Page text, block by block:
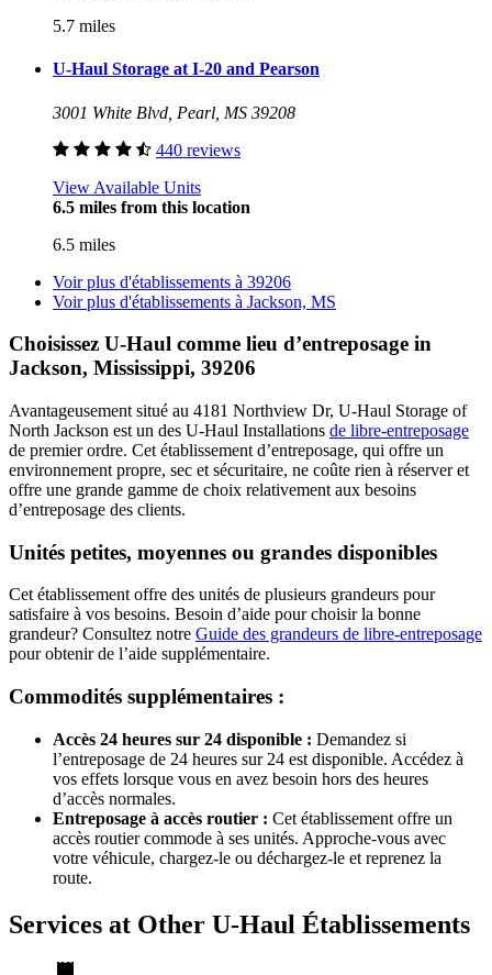
5.7 miles
U-Haul Storage at I-20 and Pearson
3001 White Blvd, Pearl, MS 39208
440 reviews
View Available Units
6.5 miles from this location
6.5 miles
Voir plus d'établissements à 39206
Voir plus d'établissements à Jackson, MS
Choisissez U-Haul comme lieu d’entreposage in
Jackson, Mississippi, 39206
Avantageusement situé au 4181 Northview Dr, U-Haul Storage of
North Jackson est un des U-Haul Installations de libre-entreposage
de premier ordre. Cet établissement d’entreposage, qui offre un
environnement propre, sec et sécuritaire, ne coûte rien à réserver et
offre une grande gamme de choix relativement aux besoins
d’entreposage des clients.
Unités petites, moyennes ou grandes disponibles
Cet établissement offre des unités de plusieurs grandeurs pour
satisfaire à vos besoins. Besoin d’aide pour choisir la bonne
grandeur? Consultez notre Guide des grandeurs de libre-entreposage
pour obtenir de l’aide supplémentaire.
Commodités supplémentaires :
Accès 24 heures sur 24 disponible : Demandez si
l’entreposage de 24 heures sur 24 est disponible. Accédez à
vos effets lorsque vous en avez besoin hors des heures
d’accès normales.
Entreposage à accès routier : Cet établissement offre un
accès routier commode à ses unités. Approche-vous avec
votre véhicule, chargez-le ou déchargez-le et reprenez la
route.
Services at Other U-Haul Établissements